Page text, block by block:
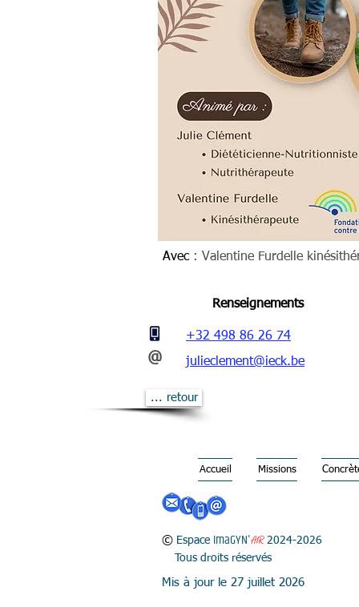
Avec : Valentine Furdelle
Renseignements
@
+32 498 86 26 74
julieclement@ieck.be
... retour
Accueil Missions
© Espace ImaGYN'AIR2024-2026
Tous droits réservés
Mis à jour le 27 juillet 2026